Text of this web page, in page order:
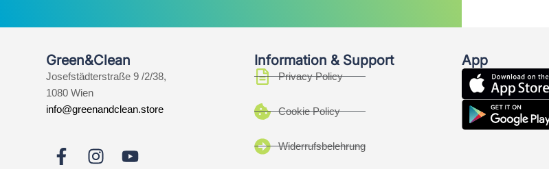
Green&Clean
Josefstädterstraße 9 /2/38,
1080 Wien
info@greenandclean.store
Information & Support
Privacy Policy
Cookie Policy
Widerrufsbelehrung
App